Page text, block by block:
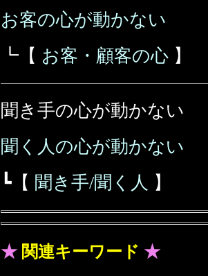
お客の心が動かない
┗【 お客・顧客の心 】
聞き手の心が動かない
聞く人の心が動かない
┗【 聞き手/聞く人 】
★ 関連キーワード ★